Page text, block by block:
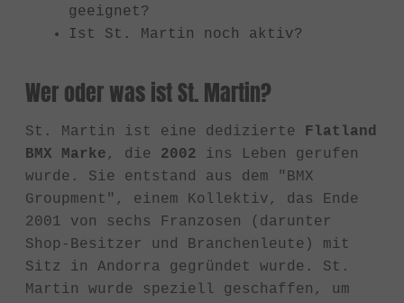
geeignet?
Ist St. Martin noch aktiv?
Wer oder was ist St. Martin?
St. Martin ist eine dedizierte Flatland
BMX Marke , die 2002 ins Leben gerufen
wurde. Sie entstand aus dem "BMX
Groupment", einem Kollektiv, das Ende
2001 von sechs Franzosen (darunter
Shop-Besitzer und Branchenleute) mit
Sitz in Andorra gegründet wurde. St.
Martin wurde speziell geschaffen, um